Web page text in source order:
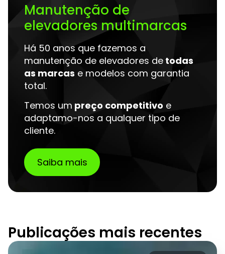
Manutenção de
elevadores multimarcas
Há 50 anos que fazemos a
manutenção de elevadores de todas
as marcas e modelos com garantia
total.
Temos um preço competitivo e
adaptamo-nos a qualquer tipo de
cliente.
Saiba mais
Publicações mais recentes